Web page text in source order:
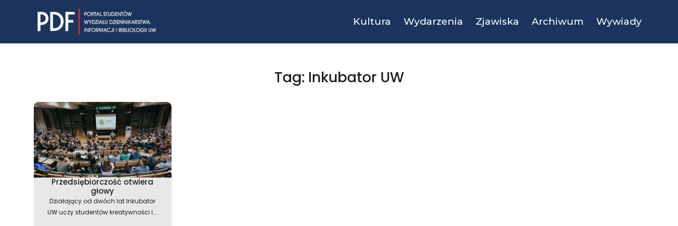
Kultura Wydarzenia Zjawiska Archiwum Wywiady
Tag: Inkubator UW
Przedsiębiorczość otwiera
głowy
Działający od dwóch lat Inkubator
UW uczy studentów kreatywności i...